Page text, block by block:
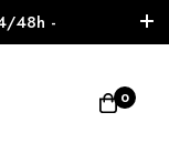
48h -
0